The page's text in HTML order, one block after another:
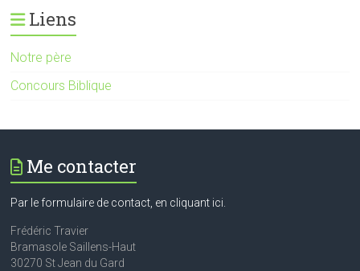
Liens
Notre père
Concours Biblique
Me contacter
Par le formulaire de contact, en cliquant ici.
Frédéric Travier
Bramasole Saillens-Haut
30270 St Jean du Gard